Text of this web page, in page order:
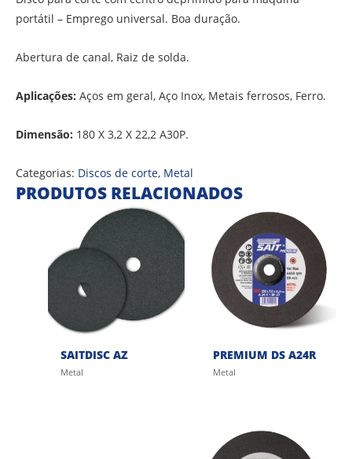
portátil – Emprego universal. Boa duração.
Abertura de canal, Raiz de solda.
Aplicações: Aços em geral, Aço Inox, Metais ferrosos, Ferro.
Dimensão: 180 X 3,2 X 22,2 A30P.
Categorias: Discos de corte, Metal
PRODUTOS RELACIONADOS
SAITDISC AZ
Metal
PREMIUM DS A24R
Metal